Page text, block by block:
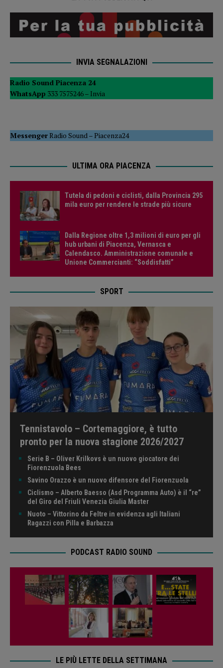
INVIA SEGNALAZIONI
Radio Sound Piacenza 24
WhatsApp 333 7575246 – Invia
MessengerRadio Sound–Piacenza24
ULTIMA ORA PIACENZA
Tutela di pedoni e ciclisti, dalla Provincia 295
mila euro per rendere le strade più sicure
Dalla Regione oltre 1,3 milioni di euro per gli
hub urbani di Piacenza, Vernasca e
Calendasco. Amministrazione comunale e
Unione Commercianti: “Soddisfatti”
SPORT
Tennistavolo – Cortemaggiore, è tutto
pronto per la nuova stagione 2026/2027
Serie B – Oliver Krilkovs è un nuovo giocatore dei
Fiorenzuola Bees
Savino Orazzo è un nuovo difensore del Fiorenzuola
Ciclismo – Alberto Baesso (Asd Programma Auto) è il “re”
del Giro del Friuli Venezia Giulia Master
Nuoto – Vittorino da Feltre in evidenza agli Italiani
Ragazzi con Pilla e Barbazza
PODCAST RADIO SOUND
LE PIÙ LETTE DELLA SETTIMANA